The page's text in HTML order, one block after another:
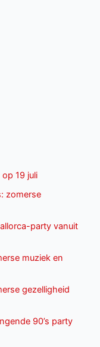
19 juli
zomerse
party vanuit
muziek en
gezelligheid
90’s party